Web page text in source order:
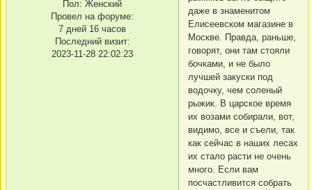
Пол: Женский
Провел на форуме:
7 дней 16 часов
Последний визит:
2023-11-28 22:02:23
даже в знаменитом
Елисеевском магазине в
Москве. Правда, раньше,
говорят, они там стояли
бочками, и не было
лучшей закуски под
водочку, чем соленый
рыжик. В царское время
их возами собирали, вот,
видимо, все и съели, так
как сейчас в наших лесах
их стало расти не очень
много. Если вам
посчастливится собрать